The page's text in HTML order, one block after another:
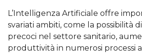
L’Intelligenza Artificiale offre
svariati ambiti, come la possibilità
precoci nel settore sanitario,
produttività in numerosi processi